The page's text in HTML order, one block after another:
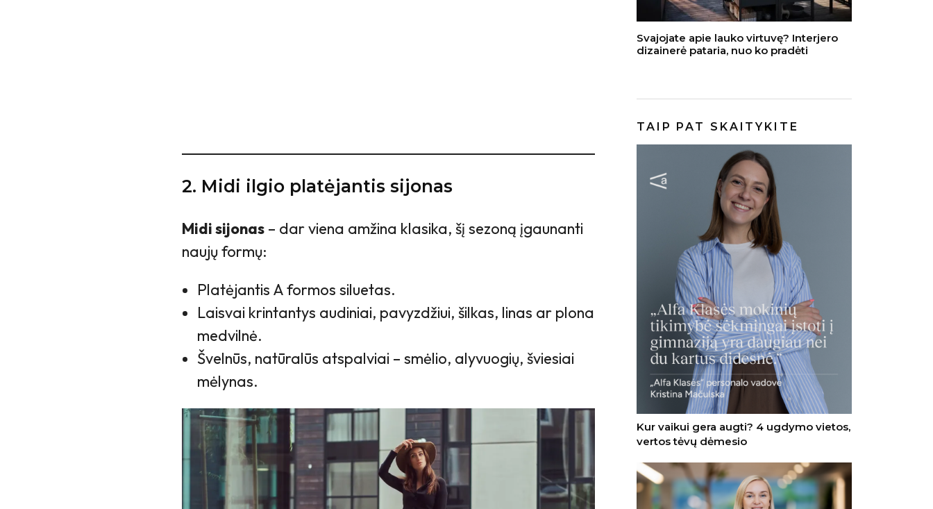
2. Midi ilgio platėjantis sijonas
Midi sijonas – dar viena amžina klasika, šį sezoną įgaunanti
naujų formų:
Platėjantis A formos siluetas.
Laisvai krintantys audiniai, pavyzdžiui, šilkas, linas ar plona
medvilnė.
Švelnūs, natūralūs atspalviai – smėlio, alyvuogių, šviesiai
mėlynas.
Svajojate apie lauko virtuvę? Interjero
dizainerė pataria, nuo ko pradėti
TAIP PAT SKAITYKITE
Kur vaikui gera augti? 4 ugdymo vietos,
vertos tėvų dėmesio